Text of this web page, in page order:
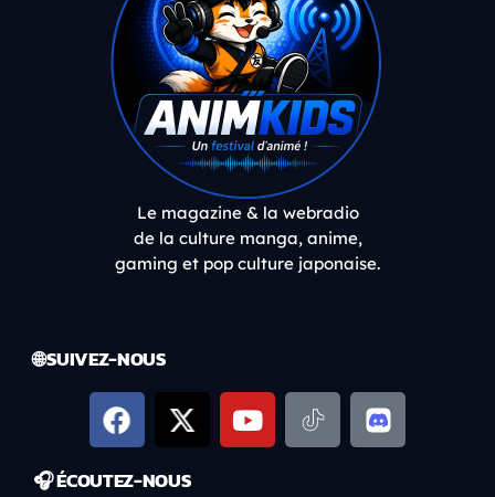
Le magazine & la webradio
de la culture manga, anime,
gaming et pop culture japonaise.
🌐 SUIVEZ-NOUS
🎧 ÉCOUTEZ-NOUS